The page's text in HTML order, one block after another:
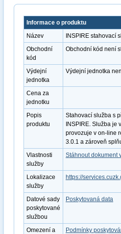
Informace o produktu
Název
INSPIRE stahovací
Obchodní
kód
Obchodní kód není
Výdejní
jednotka
Výdejní jednotka
Cena za
jednotku
Popis
produktu
Stahovací služba s
INSPIRE. Služba
provozuje v on-line
3.0.1 a zároveň
Vlastnosti
služby
Stáhnout dokument
Lokalizace
služby
https://
Datové sady
poskytované
službou
Poskytovaná data
Omezení a
Podmínky